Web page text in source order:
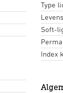
Type
Soft-
Index